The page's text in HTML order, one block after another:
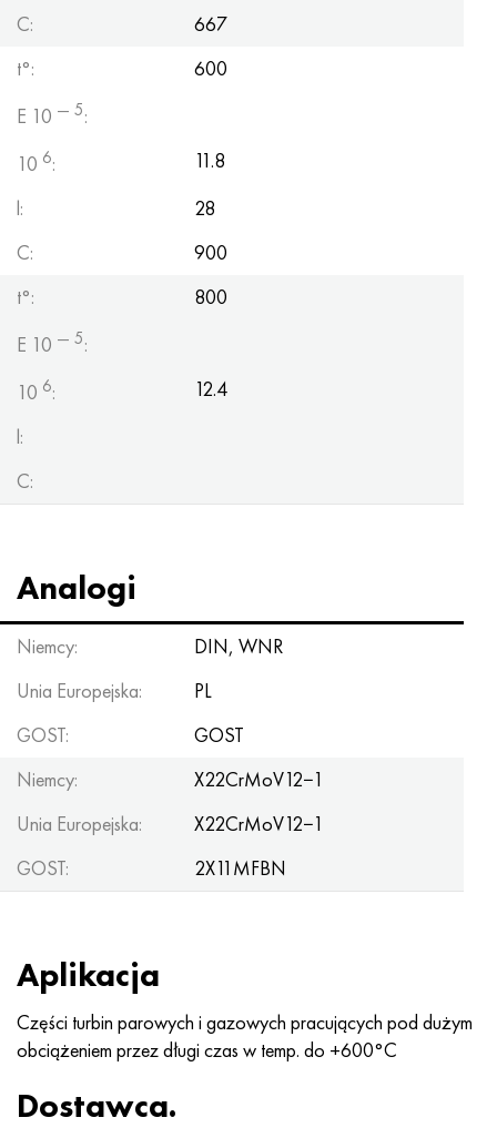
C:
667
t°:
600
E 10 — 5:
10 6:
11.8
l:
28
C:
900
t°:
800
E 10 — 5:
10 6:
12.4
l:
C:
Analogi
Niemcy:
DIN, WNR
Unia Europejska:
PL
GOST:
GOST
Niemcy:
X22CrMoV12−1
Unia Europejska:
X22CrMoV12−1
GOST:
2X11MFBN
Aplikacja
Części turbin parowych i gazowych pracujących pod dużym
obciążeniem przez długi czas w temp. do +600°С
Dostawca.